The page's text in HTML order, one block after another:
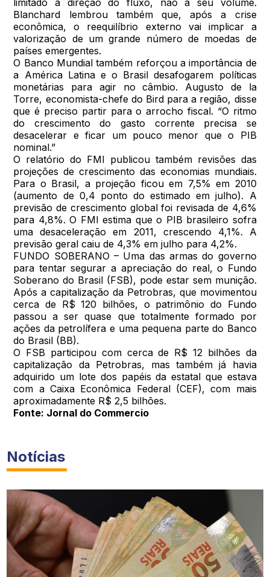
Blanchard lembrou também que, após a crise
econômica, o reequilíbrio externo vai implicar a
valorização de um grande número de moedas de
países emergentes.
O Banco Mundial também reforçou a importância de
a América Latina e o Brasil desafogarem políticas
monetárias para agir no câmbio. Augusto de la
Torre, economista-chefe do Bird para a região, disse
que é preciso partir para o arrocho fiscal. “O ritmo
do crescimento do gasto corrente precisa se
desacelerar e ficar um pouco menor que o PIB
nominal.”
O relatório do FMI publicou também revisões das
projeções de crescimento das economias mundiais.
Para o Brasil, a projeção ficou em 7,5% em 2010
(aumento de 0,4 ponto do estimado em julho). A
previsão de crescimento global foi revisada de 4,6%
para 4,8%. O FMI estima que o PIB brasileiro sofra
uma desaceleração em 2011, crescendo 4,1%. A
previsão geral caiu de 4,3% em julho para 4,2%.
FUNDO SOBERANO – Uma das armas do governo
para tentar segurar a apreciação do real, o Fundo
Soberano do Brasil (FSB), pode estar sem munição.
Após a capitalização da Petrobras, que movimentou
cerca de R$ 120 bilhões, o patrimônio do Fundo
passou a ser quase que totalmente formado por
ações da petrolífera e uma pequena parte do Banco
do Brasil (BB).
O FSB participou com cerca de R$ 12 bilhões da
capitalização da Petrobras, mas também já havia
adquirido um lote dos papéis da estatal que estava
com a Caixa Econômica Federal (CEF), com mais
aproximadamente R$ 2,5 bilhões.
Fonte: Jornal do Commercio
Notícias